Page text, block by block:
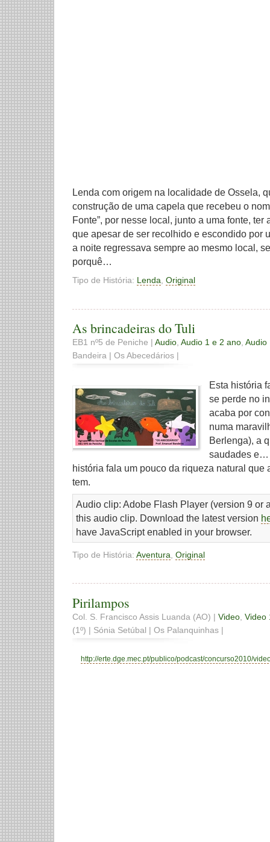
Lenda com origem na localidade de Ossela,
construção de uma capela que recebeu o
Fonte”, por nesse local, junto a uma fonte,
que apesar de ser recolhido e escondido por
a noite regressava sempre ao mesmo local,
porquê…
Tipo de História: Lenda Original
As brincadeiras do Tuli
EB1 nº5 de Peniche | Audio Audio 1 e 2 ano Audio
Bandeira | Os Abecedários |
Esta história
se perde no
acaba por
numa
Berlenga), a
saudades e…
história fala um pouco da riqueza natural que
tem.
Audio clip: Adobe Flash Player (version 9 or
this audio clip. Download the latest version
have JavaScript enabled in your browser.
Tipo de História: Aventura Original
Pirilampos
Col. S. Francisco Assis Luanda (AO) | Video Video
(1º) | Sónia Setúbal | Os Palanquinhas |
http://erte.dge.mec.pt/publico/podcast/concurso2010/